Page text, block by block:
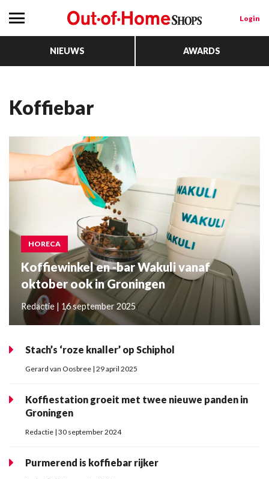
Login
NIEUWS AWARDS
koffiebar
HORECA
Koffiewinkel en -bar Wakuli vanaf
oktober ook in Groningen
Redactie | 16 september 2025
Stach’s ‘roze knaller’ op Schiphol
Gerard van Oosbree | 29 april 2025
Koffiestation groeit met twee nieuwe panden in
Groningen
Redactie | 30 september 2024
Purmerend is koffiebar rijker